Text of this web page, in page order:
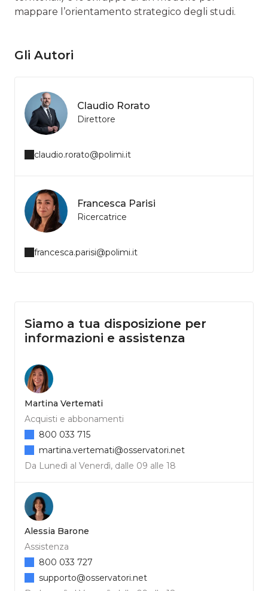
mappare l’orientamento strategico degli studi.
Gli Autori
Claudio Rorato
Direttore
claudio.rorato@polimi.it
Francesca Parisi
Ricercatrice
francesca.parisi@polimi.it
Siamo a tua disposizione per
informazioni e assistenza
Martina Vertemati
Acquisti e abbonamenti
Da Lunedì al Venerdì, dalle 09 alle 18
800 033 715
martina.vertemati@osservatori.net
Alessia Barone
Assistenza
800 033 727
supporto@osservatori.net